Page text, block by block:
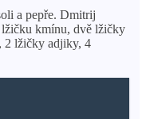
a pepře. Dmitrij
lžičku kmínu, dvě lžičky
2 lžičky adjiky, 4